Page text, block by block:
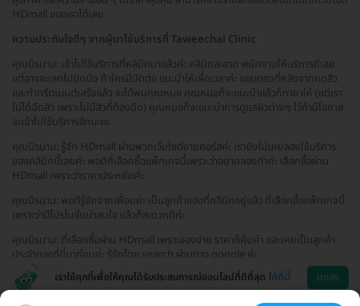
HDmall ของเราได้เลย
ความประทับใจดีๆ จากผู้มาใช้บริการที่ Taweechai Clinic
คุณนิรนาม: เข้าไปใช้บริการที่คลินิกมาแล้วค่ะ คลินิกสะอาด พนักงานให้บริการดีเลย
แต่อาจจะเลทไปนิดนึง ถ้าใครมีนัดต่อ แนะนำให้เผื่อเวลาค่ะ ชอบตรงที่หลังจากกดสิว
และทำทรีตเมนต์เสร็จแล้ว จะได้พบคุณหมอ คุณหมอก็จะแนะนำแล้วก็ทายาให้ (แต่เรา
ไม่ได้ฉีดสิว เพราะไม่มีสิวที่ต้องฉีด) คุณหมอก็จะแนะนำการดูแลผิวต่างๆ ไว้ถ้ามีโอกาส
จะเข้าไปใช้บริการอีกนะคะ
คุณนิรนาม: รู้จัก HDmall ผ่านพวกเว็บไซต์ขายคอร์สค่ะ เรายังไม่เคยลองใช้บริการ
ของคลินิกนี้เลยค่ะ พอดีที่เลือกซื้อแพ็กเกจนี้เพราะว่าอยากลองทำค่ะ เลือกซื้อผ่าน
HDmall เพราะว่าราคาประหยัดค่ะ
คุณนิรนาม: พอดีรู้จักจากเพื่อนค่ะ เป็นลูกค้าของที่คลินิกอยู่แล้ว ที่เลือกซื้อแพ็กเกจนี้
เพราะว่ามีโปรโมชั่นน่าสนใจ แล้วก็สะดวกดีค่ะ
คุณนิรนาม: ที่เลือกซื้อผ่าน HDmall เพราะจองง่าย ราคาก็คุ้มค่า และเคยเป็นลูกค้า
ประจำของที่นี่มาก่อนค่ะ รู้จักโดย search ผ่านทาง google ค่ะ
เราใช้คุกกี้เพื่อให้คุณได้รับประสบการณ์ออนไลน์ที่ดีที่สุด ได้ที่นี่ ตกลง